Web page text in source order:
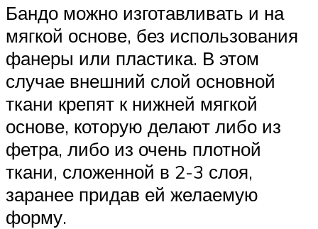
Бандо можно изготавливать и на
мягкой основе, без использования
фанеры или пластика. В этом
случае внешний слой основной
ткани крепят к нижней мягкой
основе, которую делают либо из
фетра, либо из очень плотной
ткани, сложенной в 2-3 слоя,
заранее придав ей желаемую
форму.